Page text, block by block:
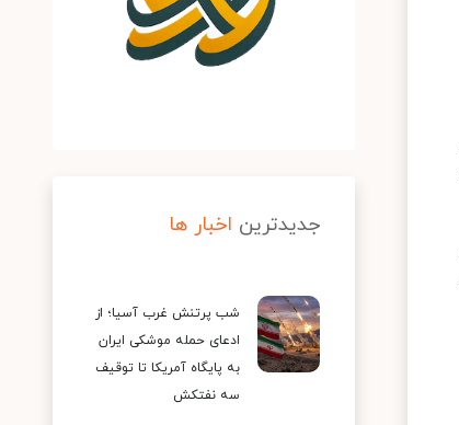
جدیدترین اخبار ها
شب پرتنش غرب آسیا؛ از
ادعای حمله موشکی ایران
به پایگاه آمریکا تا توقیف
سه نفتکش